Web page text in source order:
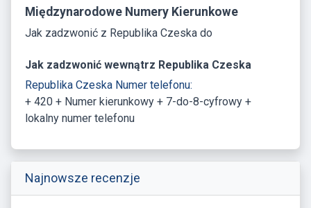
Międzynarodowe Numery Kierunkowe
Jak zadzwonić z Republika Czeska do
Jak zadzwonić wewnątrz Republika Czeska
Republika Czeska Numer telefonu:
+ 420 + Numer kierunkowy + 7-do-8-cyfrowy +
lokalny numer telefonu
Najnowsze recenzje